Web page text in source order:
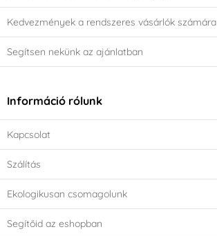
Kedvezmények a rendszeres vásárlók számára
Segítsen nekünk az ajánlatban
Információ rólunk
Kapcsolat
Szálítás
Ekologikusan csomagolunk
Segítőid az eshopban